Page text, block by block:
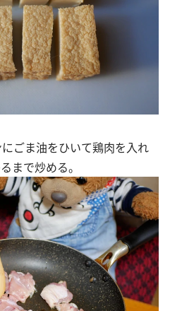
ごま油をひいて鶏肉を入れ
まで炒める。